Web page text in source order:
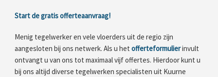
Start de gratis offerteaanvraag!
Menig tegelwerker en vele vloerders uit de regio zijn
aangesloten bij ons netwerk. Als u het offerteformulierinvult
ontvangt u van ons tot maximaal vijf offertes. Hierdoor kunt u
bij ons altijd diverse tegelwerken specialisten uit Kuurne